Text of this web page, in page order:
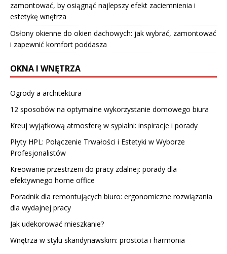
zamontować, by osiągnąć najlepszy efekt zaciemnienia i
estetykę wnętrza
Osłony okienne do okien dachowych: jak wybrać, zamontować
i zapewnić komfort poddasza
OKNA I WNĘTRZA
Ogrody a architektura
12 sposobów na optymalne wykorzystanie domowego biura
Kreuj wyjątkową atmosferę w sypialni: inspiracje i porady
Płyty HPL: Połączenie Trwałości i Estetyki w Wyborze
Profesjonalistów
Kreowanie przestrzeni do pracy zdalnej: porady dla
efektywnego home office
Poradnik dla remontujących biuro: ergonomiczne rozwiązania
dla wydajnej pracy
Jak udekorować mieszkanie?
Wnętrza w stylu skandynawskim: prostota i harmonia